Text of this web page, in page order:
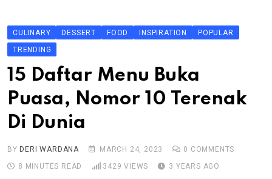
Business
CULINARY DESSERT FOOD INSPIRATION
POPULAR
TRENDING
15 Daftar Menu Buka
Puasa, Nomor 10 Terenak
Di Dunia
BY DERI WARDANA MARCH 24, 2023 0 COMMENTS
8 MINUTES READ
3429 VIEWS 3 YEARS AGO